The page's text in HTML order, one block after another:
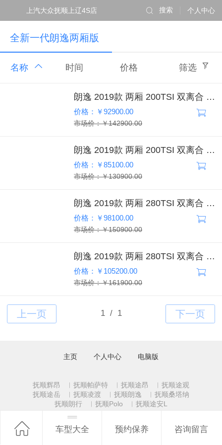
上汽大众抚顺上辽4S店 个人中心
搜索
全新一代朗逸两厢版
名称 时间 价格 筛选
朗逸 2019款 两厢 200TSI 双离合 舒适版
价格：￥92900.00
市场价：￥142900.00
朗逸 2019款 两厢 200TSI 双离合 风尚版
价格：￥85100.00
市场价：￥130900.00
朗逸 2019款 两厢 280TSI 双离合 舒适版
价格：￥98100.00
市场价：￥150900.00
朗逸 2019款 两厢 280TSI 双离合 豪华版
价格：￥105200.00
市场价：￥161900.00
主页 个人中心 电脑版
抚顺辉昂 ︳ 抚顺帕萨特 ︳ 抚顺途昂 ︳ 抚顺途观
抚顺途岳 ︳ 抚顺凌渡 ︳ 抚顺朗逸 ︳ 抚顺桑塔纳
抚顺朗行 ︳ 抚顺Polo ︳ 抚顺途安L
新车销售：024-53808888 024-53791666
车型大全 预约保养 咨询留言